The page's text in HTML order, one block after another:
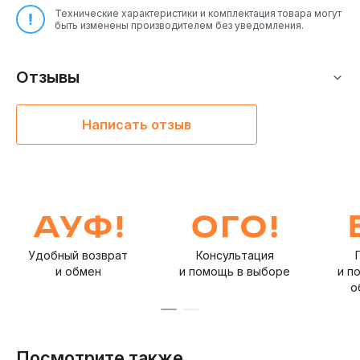
Наушники TRN X7 — это яркий выбор для тех, кто
профессионального прослушивания, так и для
Технические характеристики и комплектация товара могут
быть изменены производителем без уведомления.
Отзывы
Написать отзыв
Удобный возврат
и обмен
Консультация
и помощь в выборе
и